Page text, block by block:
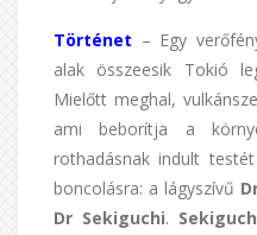
Történet – Egy
alak összeesik Tokió
Mielőtt meghal,
ami beborítja a
rothadásnak indult
boncolásra: a lágyszívű
Dr Sekiguchi.